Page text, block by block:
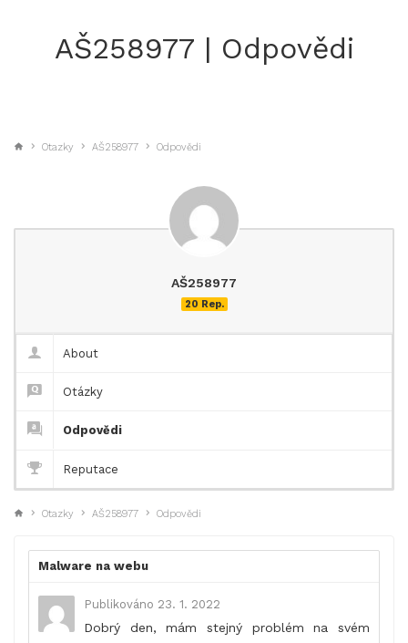
AŠ258977 | Odpovědi
Otazky AŠ258977 Odpovědi
AŠ258977
20 Rep.
About
Otázky
Odpovědi
Reputace
Otazky AŠ258977 Odpovědi
Malware na webu
Publikováno 23. 1. 2022
Dobrý den, mám stejný problém na svém